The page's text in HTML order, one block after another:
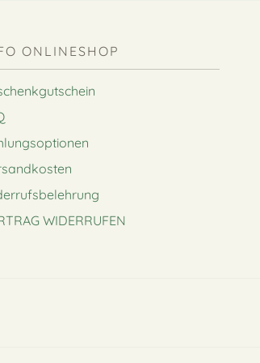
ONLINESHOP
WIDERRUFEN